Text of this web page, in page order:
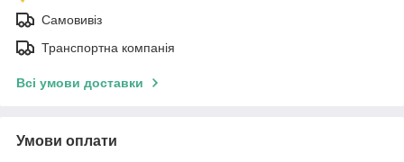
Самовивіз
Транспортна компанія
Всі умови доставки
Умови оплати